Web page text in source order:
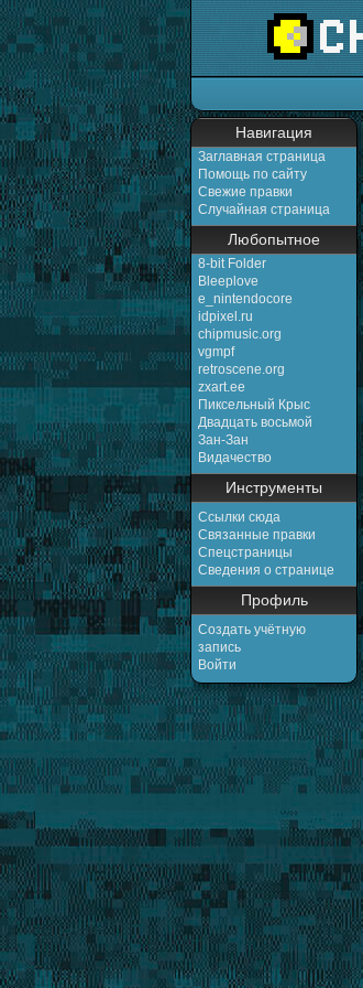
Навигация
Заглавная страница
Помощь по сайту
Свежие правки
Случайная страница
Любопытное
8-bit Folder
Bleeplove
e_nintendocore
idpixel.ru
chipmusic.org
vgmpf
retroscene.org
zxart.ee
Пиксельный Крыс
Двадцать восьмой
Зан-Зан
Видачество
Инструменты
Ссылки сюда
Связанные правки
Спецстраницы
Сведения о странице
Профиль
Создать учётную
запись
Войти